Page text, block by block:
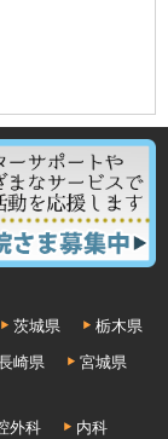
茨城県
栃木県
崎県
宮城県
外科
内科